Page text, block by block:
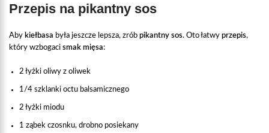
Przepis na pikantny sos
Aby kiełbasa była jeszcze lepsza, zrób pikantny sos. Oto łatwy przepis,
który wzbogaci smak mięsa:
2 łyżki oliwy z oliwek
1/4 szklanki octu balsamicznego
2 łyżki miodu
1 ząbek czosnku, drobno posiekany